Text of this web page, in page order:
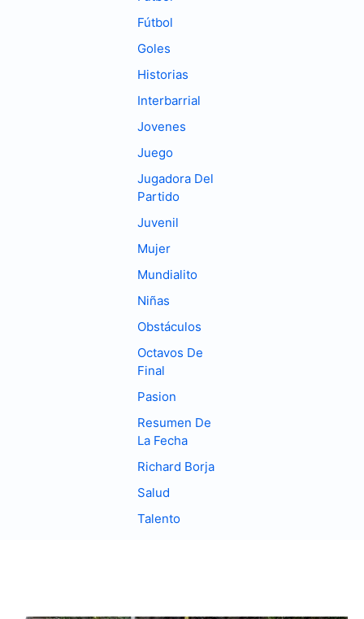
Fútbol
Goles
Historias
Interbarrial
Jovenes
Juego
Jugadora Del
Partido
Juvenil
Mujer
Mundialito
Niñas
Obstáculos
Octavos De
Final
Pasion
Resumen De
La Fecha
Richard Borja
Salud
Talento